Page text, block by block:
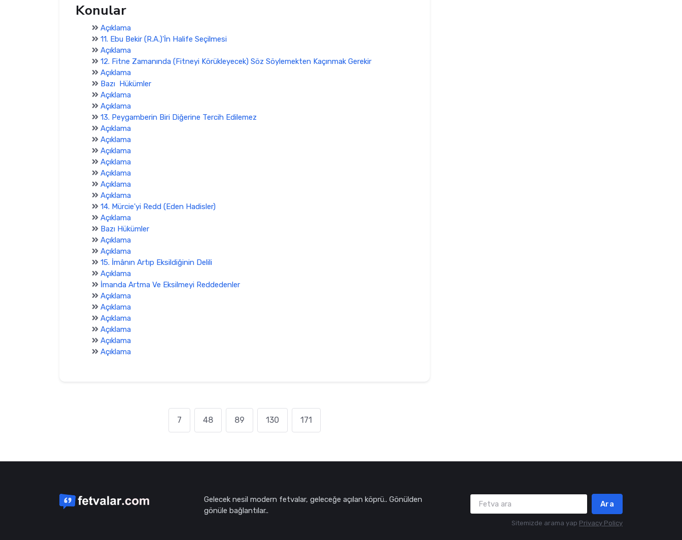
Konular
Açıklama
11. Ebu Bekir (R.A.)'İn Halife Seçilmesi
Açıklama
12. Fitne Zamanında (Fitneyi Körükleyecek) Söz Söylemekten Kaçınmak Gerekir
Açıklama
Bazı Hükümler
Açıklama
Açıklama
13. Peygamberin Biri Diğerine Tercih Edilemez
Açıklama
Açıklama
Açıklama
Açıklama
Açıklama
Açıklama
Açıklama
14. Mürcie'yi Redd (Eden Hadisler)
Açıklama
Bazı Hükümler
Açıklama
Açıklama
15. İmânın Artıp Eksildiğinin Delili
Açıklama
İmanda Artma Ve Eksilmeyi Reddedenler
Açıklama
Açıklama
Açıklama
Açıklama
Açıklama
Açıklama
7 48 89 130 171
Gelecek nesil modern fetvalar, geleceğe açılan köprü.. Gönülden
gönüle bağlantılar..
Ara
Sitemizde arama yap Privacy Policy